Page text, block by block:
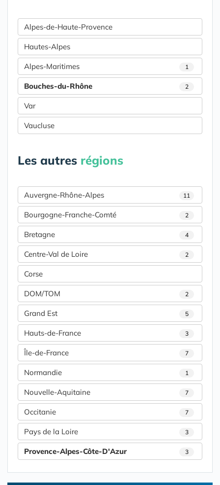
Alpes-de-Haute-Provence
Hautes-Alpes
Alpes-Maritimes 1
Bouches-du-Rhône 2
Var
Vaucluse
Les autres régions
Auvergne-Rhône-Alpes 11
Bourgogne-Franche-Comté 2
Bretagne 4
Centre-Val de Loire 2
Corse
DOM/TOM 2
Grand Est 5
Hauts-de-France 3
Île-de-France 7
Normandie 1
Nouvelle-Aquitaine 7
Occitanie 7
Pays de la Loire 3
Provence-Alpes-Côte-D'Azur 3